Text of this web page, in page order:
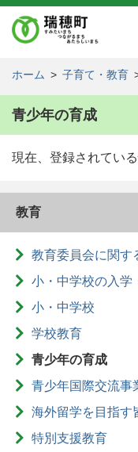
ホーム > 子育て・教育
青少年の育成
現在、登録されてい
教育
教育委員会に関す
小・中学校の入学
小・中学校
学校教育
青少年の育成
青少年国際交流事
海外留学を目指す
特別支援教育